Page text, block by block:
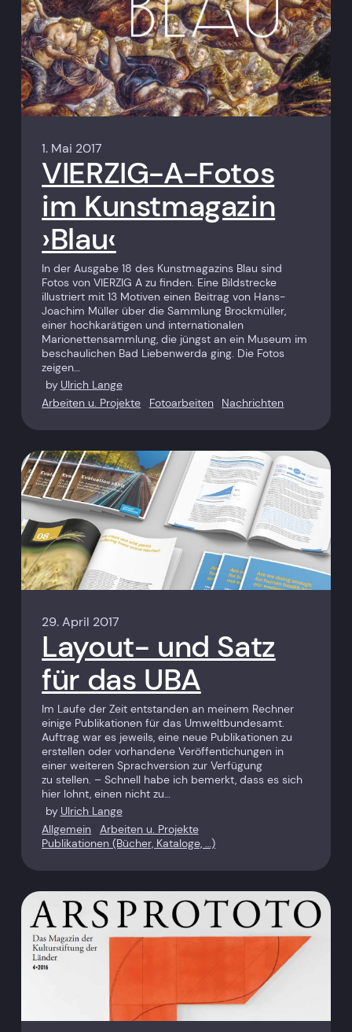
1. Mai 2017
VIERZIG-A-Fotos
im Kunstmagazin
›Blau‹
In der Ausgabe 18 des Kunstmagazins Blau sind
Fotos von VIERZIG A zu finden. Eine Bildstrecke
illustriert mit 13 Motiven einen Beitrag von Hans-
Joachim Müller über die Sammlung Brockmüller,
einer hochkarätigen und internationalen
Marionettensammlung, die jüngst an ein Museum im
beschaulichen Bad Liebenwerda ging. Die Fotos
zeigen…
by Ulrich Lange
Arbeiten u. Projekte
Fotoarbeiten Nachrichten
29. April 2017
Layout- und Satz
für das UBA
Im Laufe der Zeit entstanden an meinem Rechner
einige Publikationen für das Umweltbundesamt.
Auftrag war es jeweils, eine neue Publikationen zu
erstellen oder vorhandene Veröffentichungen in
einer weiteren Sprachversion zur Verfügung
zu stellen. – Schnell habe ich bemerkt, dass es sich
hier lohnt, einen nicht zu…
by Ulrich Lange
Allgemein
Arbeiten u. Projekte
Publikationen (Bücher, Kataloge, …)